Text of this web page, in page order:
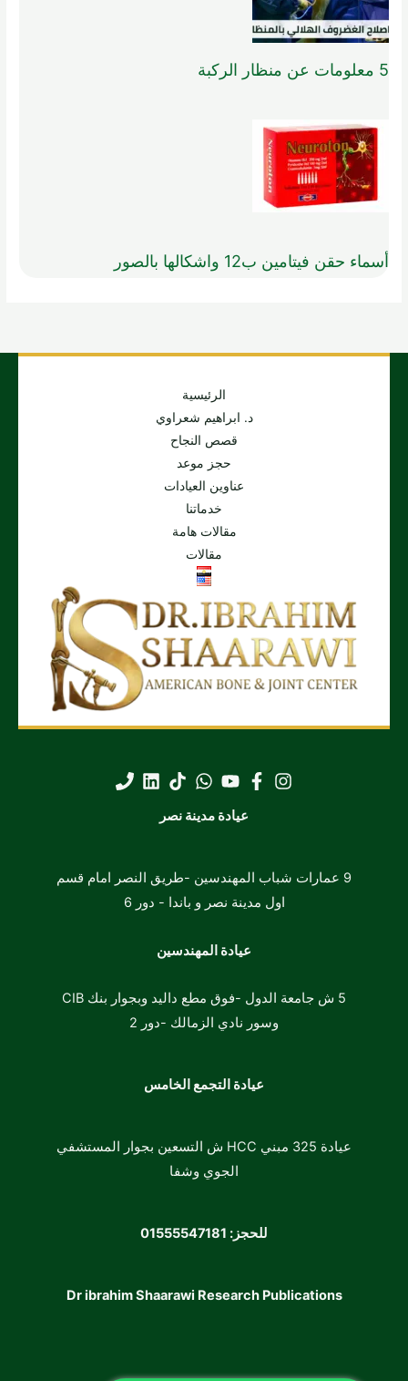
5 معلومات عن منظار الركبة
أسماء حقن فيتامين ب12 واشكالها بالصور
الرئيسية
د. ابراهيم شعراوي
قصص النجاح
حجز موعد
عناوين العيادات
خدماتنا
مقالات هامة
مقالات
عيادة مدينة نصر
9 عمارات شباب المهندسين -طريق النصر امام قسم
اول مدينة نصر و باندا - دور 6
عيادة المهندسين
5 ش جامعة الدول -فوق مطع داليد وبجوار بنك CIB
وسور نادي الزمالك -دور 2
عيادة التجمع الخامس
عيادة 325 مبني HCC ش التسعين بجوار المستشفي
الجوي وشفا
للحجز: 01555547181
Dr ibrahim Shaarawi Research Publications